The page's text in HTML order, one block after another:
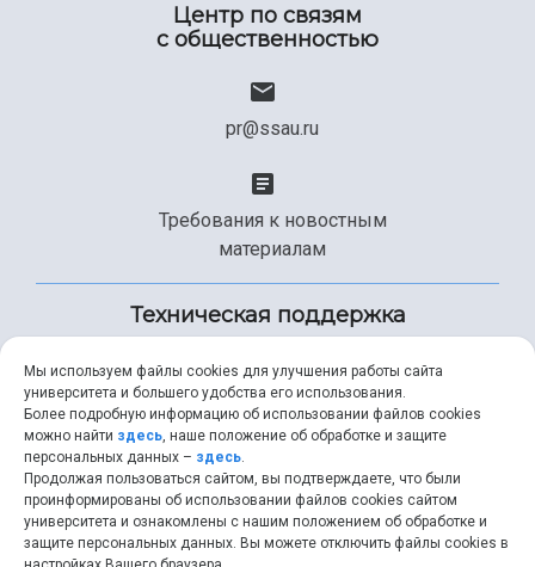
Центр по связям
с общественностью
pr@ssau.ru
Требования к новостным
материалам
Техническая поддержка
+7 (846) 267-49-99
help@ssau.ru
Мы используем файлы cookies для улучшения работы сайта
университета и большего удобства его использования.
Более подробную информацию об использовании файлов cookies
можно найти здесь, наше положение об обработке и защите
персональных данных – здесь.
Продолжая пользоваться сайтом, вы подтверждаете, что были
проинформированы об использовании файлов cookies сайтом
университета и ознакомлены с нашим положением об обработке и
защите персональных данных. Вы можете отключить файлы cookies в